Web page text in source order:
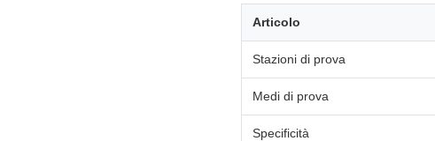
Articolo
Stazioni di prova
Medi di prova
Specificità